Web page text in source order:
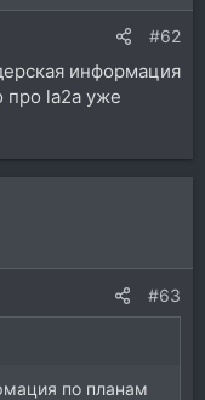
#62
информация
про la2a уже
#63
по планам